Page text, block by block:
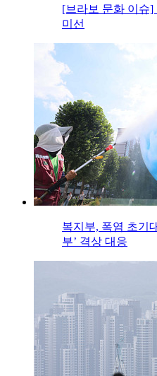
[브라보 문화 이슈
미선
복지부, 폭염 초기
부’ 격상 대응